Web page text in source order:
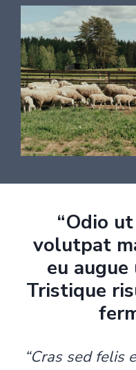
“Odio
volutpat
eu
Tristique
“Cras sed felis